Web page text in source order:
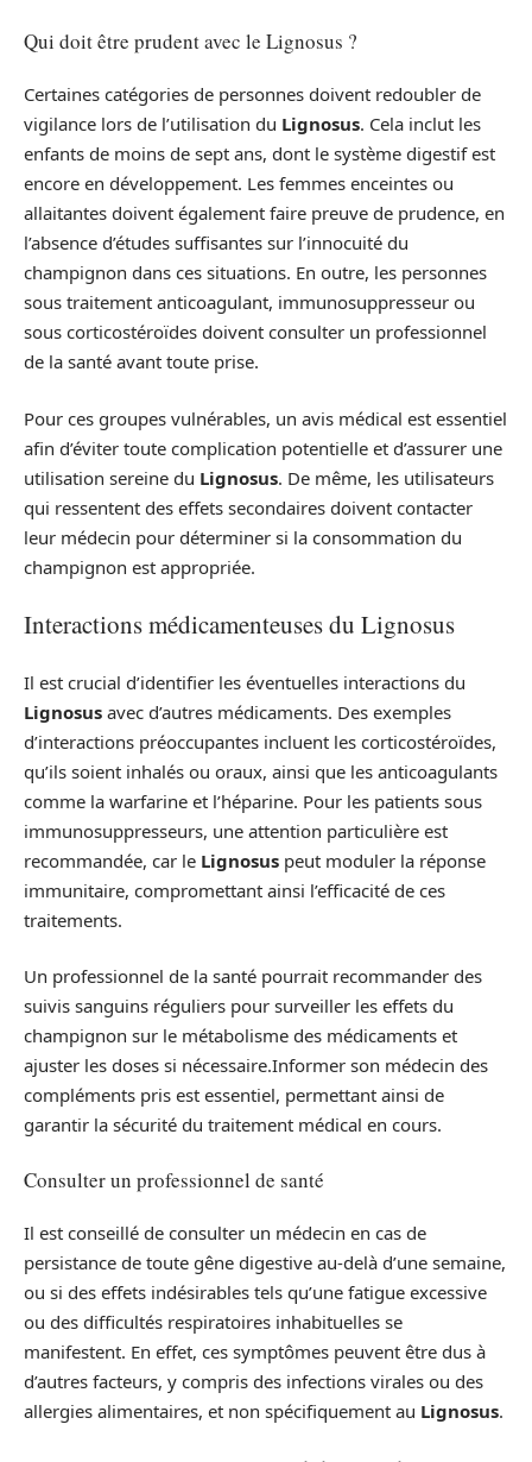
Qui doit être prudent avec le Lignosus ?
Certaines catégories de personnes doivent redoubler de
vigilance lors de l’utilisation du Lignosus. Cela inclut les
enfants de moins de sept ans, dont le système digestif est
encore en développement. Les femmes enceintes ou
allaitantes doivent également faire preuve de prudence, en
l’absence d’études suffisantes sur l’innocuité du
champignon dans ces situations. En outre, les personnes
sous traitement anticoagulant, immunosuppresseur ou
sous corticostéroïdes doivent consulter un professionnel
de la santé avant toute prise.
Pour ces groupes vulnérables, un avis médical est essentiel
afin d’éviter toute complication potentielle et d’assurer une
utilisation sereine du Lignosus. De même, les utilisateurs
qui ressentent des effets secondaires doivent contacter
leur médecin pour déterminer si la consommation du
champignon est appropriée.
Interactions médicamenteuses du Lignosus
Il est crucial d’identifier les éventuelles interactions du
Lignosus avec d’autres médicaments. Des exemples
d’interactions préoccupantes incluent les corticostéroïdes,
qu’ils soient inhalés ou oraux, ainsi que les anticoagulants
comme la warfarine et l’héparine. Pour les patients sous
immunosuppresseurs, une attention particulière est
recommandée, car le Lignosus peut moduler la réponse
immunitaire, compromettant ainsi l’efficacité de ces
traitements.
Un professionnel de la santé pourrait recommander des
suivis sanguins réguliers pour surveiller les effets du
champignon sur le métabolisme des médicaments et
ajuster les doses si nécessaire.Informer son médecin des
compléments pris est essentiel, permettant ainsi de
garantir la sécurité du traitement médical en cours.
Consulter un professionnel de santé
Il est conseillé de consulter un médecin en cas de
persistance de toute gêne digestive au-delà d’une semaine,
ou si des effets indésirables tels qu’une fatigue excessive
ou des difficultés respiratoires inhabituelles se
manifestent. En effet, ces symptômes peuvent être dus à
d’autres facteurs, y compris des infections virales ou des
allergies alimentaires, et non spécifiquement au Lignosus.